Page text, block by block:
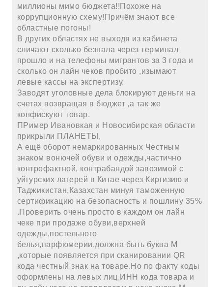
миллионы мимо бюджета!!Похоже на
коррупционную схему!Причём знают все
областные погоны!
В других областях не выходя из кабинета
сличают сколько безнала через терминал
прошло и на телефоны мигрантов за 3 года и
сколько он лайн чеков пробито ,изымают
левые кассы на экспертизу.
Заводят уголовные дела блокируют деньги на
счетах возвращая в бюджет ,а так же
конфискуют товар.
ПРимер Ивановкая и Новосибирская области
прикрыли ПЛАНЕТЫ,
А ещё оборот немаркированных Честным
знаком вонючей обуви и одежды,частично
контрофактной, контрабандой завозимой с
уйгурских лагерей в Китае через Киргизию и
Таджикистан,Казахстан минуя таможенную
сертификацию на безопасность и пошлину 35%
.Проверить очень просто в каждом он лайн
чеке при продаже обуви,верхней
одежды,постельного
белья,парфюмерии,должна быть буква М
,которые появляется при сканировании QR
кода честный знак на товаре.Но по факту коды
оформлены на левых лиц,ИНН кода товара и